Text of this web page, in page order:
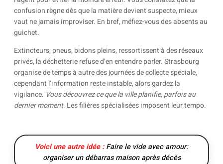
confusion règne dès que la matière devient suspecte, mieux
vaut ne jamais improviser. En bref, méfiez-vous des absents au
guichet.
Extincteurs, pneus, bidons pleins, ressortissent à des réseaux
privés, la déchetterie refuse d’en entendre parler. Strasbourg
organise de temps à autre des journées de collecte spéciale,
cependant l’information reste instable, alors gardez la
vigilance. Vous découvrez ce que la ville planifie, parfois au
dernier moment. Les filières spécialisées imposent leur tempo.
Voici une autre idée :Faire le vide avec amour:
organiser un débarras maison après décès